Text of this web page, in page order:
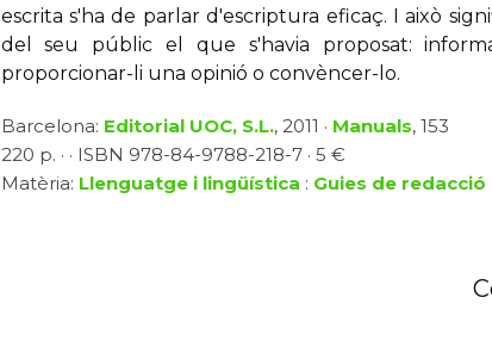
escrita s'ha de parlar d'escriptura eficaç. I això
del seu públic el que s'havia proposat:
proporcionar-li una opinió o convèncer-lo.
Barcelona: Editorial UOC, S.L., 2011 · Manuals, 153
220 p. · · ISBN 978-84-9788-218-7 · 5 €
Matèria: Llenguatge i lingüística : Guies de